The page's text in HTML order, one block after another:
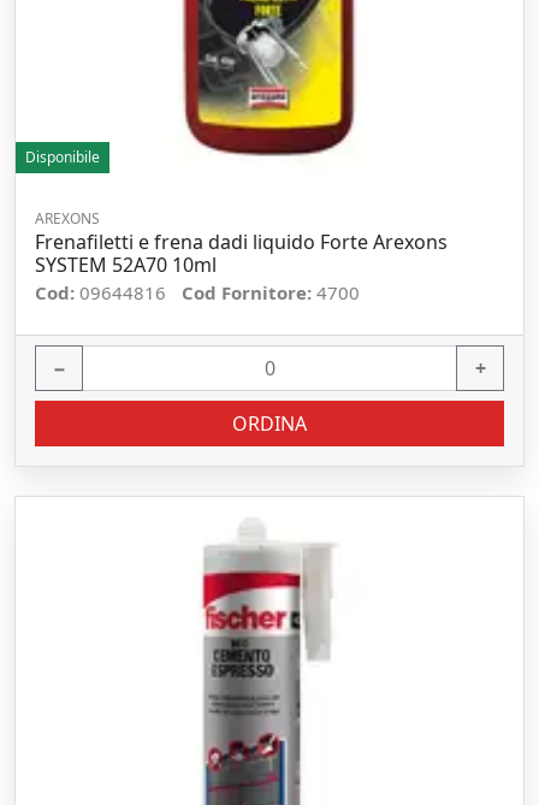
Disponibile
AREXONS
Frenafiletti e frena dadi liquido Forte Arexons
SYSTEM 52A70 10ml
Cod: 09644816 Cod Fornitore: 4700
− +
ORDINA